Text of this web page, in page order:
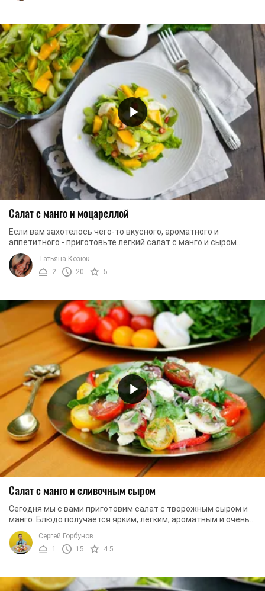
Салат с манго и моцареллой
Если вам захотелось чего-то вкусного, ароматного и
аппетитного - приготовьте легкий салат с манго и сыром
«Моцарелла». Блюдо совсем несложное в ...
Татьяна Козюк
2
20 5
Салат с манго и сливочным сыром
Сегодня мы с вами приготовим салат с творожным сыром и
манго. Блюдо получается ярким, легким, ароматным и очень
вкусным. Все компоненты удачно ...
Сергей Горбунов
1
15 4.5